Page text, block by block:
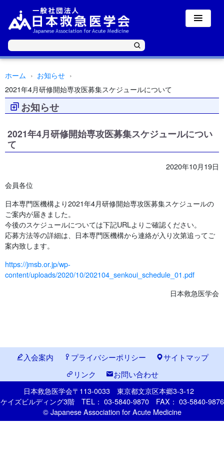
ホーム
お知らせ
2021年4月研修開始専攻医募集スケジュールについて
お知らせ
2021年4月研修開始専攻医募集スケジュールについ
て
2020年10月19日
会員各位
日本専門医機構より2021年4月研修開始専攻医募集スケジュールの
ご案内が届きました。
今後のスケジュールについては下記URLよりご確認ください。
応募方法等の詳細は、日本専門医機構から連絡が入り次第追ってご
案内致します。
https://jmsb.or.jp/wp-
content/uploads/2020/10/202104_senkoui_schedule_01.pdf
日本救急医学会
入会案内 プライバシーポリシー
サイトマップ
リンク
お問い合わせ
日本救急医学会〒113-0033 東京都文京区本郷3-3-12
ケイズビルディング3階 TEL： 03-5840-9870 FAX： 03-5840-9876
© Japanese Association for Acute Medicine